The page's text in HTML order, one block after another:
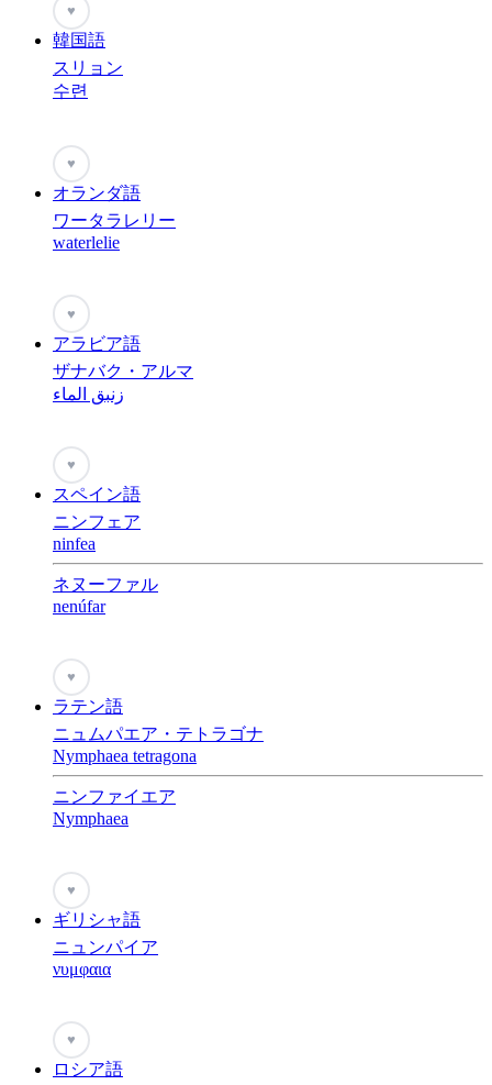
♥
韓国語
スリョン
수련
♥
オランダ語
ワータラレリー
waterlelie
♥
アラビア語
ザナバク・アルマ
زنبق الماء
♥
スペイン語
ニンフェア
ninfea
ネヌーファル
nenúfar
♥
ラテン語
ニュムパエア・テトラゴナ
Nymphaea tetragona
ニンファイエア
Nymphaea
♥
ギリシャ語
ニュンパイア
νυμφαια
♥
ロシア語